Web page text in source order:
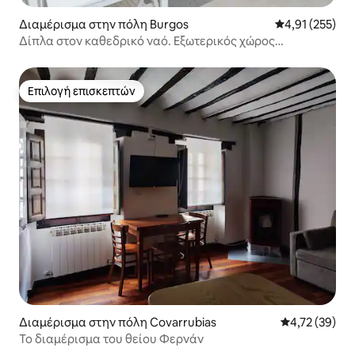
Διαμέρισμα στην πόλη Burgos Μέση
4,91 (255)
Δίπλα στον καθεδρικό ναό. Εξωτερικός χώρος
Επιλογή επισκεπτών
Επιλογή επισκεπτών
Διαμέρισμα στην πόλη Covarrubias Μέση
4,72 (39)
Το διαμέρισμα του θείου Φερνάν